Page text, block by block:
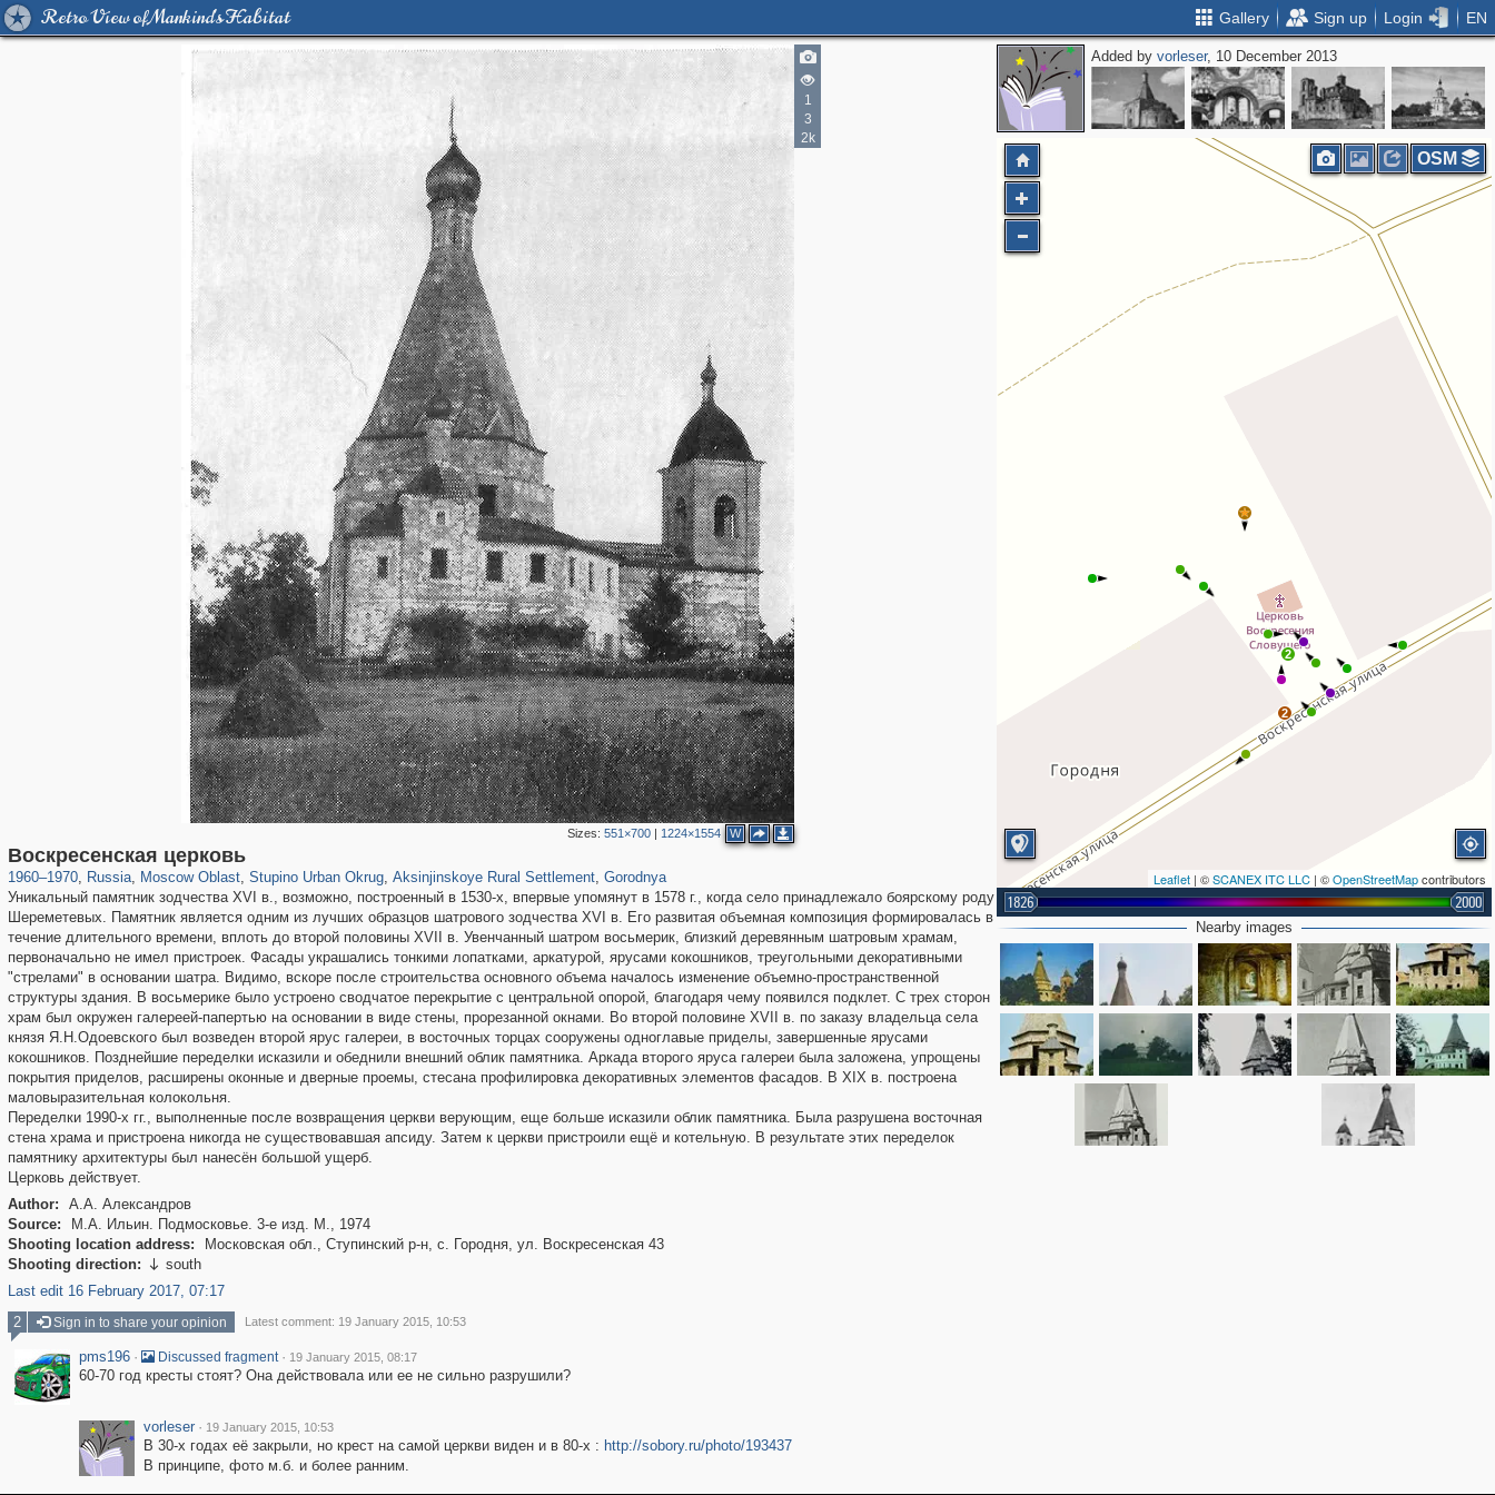
Retro View of Mankind's Habitat Gallery Sign up Login EN
1
3
2k
Sizes:551×700 | 1224×1554 W
Воскресенская церковь
1960–1970, Russia
1,406,849 29,243
, Moscow Oblast
96,438 1,691
, Stupino Urban Okrug, Aksinjinskoye Rural Settlement, Gorodnya
Уникальный памятник зодчества XVI в., возможно, построенный в 1530-х, впервые упомянут в 1578 г., когда село принадлежало боярскому роду
Шереметевых. Памятник является одним из лучших образцов шатрового зодчества XVI в. Его развитая объемная композиция формировалась в
течение длительного времени, вплоть до второй половины XVII в. Увенчанный шатром восьмерик, близкий деревянным шатровым храмам,
первоначально не имел пристроек. Фасады украшались тонкими лопатками, аркатурой, ярусами кокошников, треугольными декоративными
"стрелами" в основании шатра. Видимо, вскоре после строительства основного объема началось изменение объемно-пространственной
структуры здания. В восьмерике было устроено сводчатое перекрытие с центральной опорой, благодаря чему появился подклет. С трех сторон
храм был окружен галереей-папертью на основании в виде стены, прорезанной окнами. Во второй половине XVII в. по заказу владельца села
князя Я.Н.Одоевского был возведен второй ярус галереи, в восточных торцах сооружены одноглавые приделы, завершенные ярусами
кокошников. Позднейшие переделки исказили и обеднили внешний облик памятника. Аркада второго яруса галереи была заложена, упрощены
покрытия приделов, расширены оконные и дверные проемы, стесана профилировка декоративных элементов фасадов. В XIX в. построена
маловыразительная колокольня.
Переделки 1990-х гг., выполненные после возвращения церкви верующим, еще больше исказили облик памятника. Была разрушена восточная
стена храма и пристроена никогда не существовавшая апсиду. Затем к церкви пристроили ещё и котельную. В результате этих переделок
памятнику архитектуры был нанесён большой ущерб.
Церковь действует.
Author:
А.А. Александров
Source:
М.А. Ильин. Подмосковье. 3-е изд. М., 1974
Shooting location address:
Московская обл., Ступинский р-н, с. Городня, ул. Воскресенская 43
Shooting direction:  south
Last edit 16 February 2017, 07:17
Added byvorleser, 10 December 2013
2
2
Leaflet | ©SCANEX ITC LLC | ©OpenStreetMapcontributors
1826 2000
OSM
Nearby images
2 Sign in to share your opinion Latest comment: 19 January 2015, 10:53
pms196 · Discussed fragment · 19 January 2015, 08:17
60-70 год кресты стоят? Она действовала или ее не сильно разрушили?
vorleser · 19 January 2015, 10:53
В 30-х годах её закрыли, но крест на самой церкви виден и в 80-х : http://sobory.ru/photo/193437
В принципе, фото м.б. и более ранним.